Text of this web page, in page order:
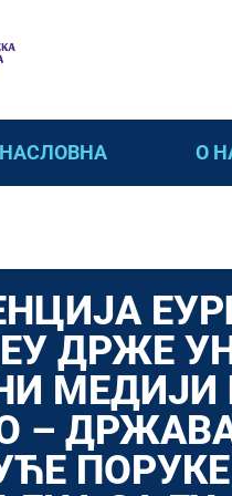
НАСЛОВНА О
ДРЖЕ
МЕДИЈИ
–